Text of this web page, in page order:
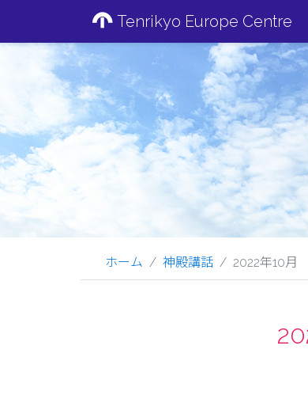
Tenrikyo Europe Centre
ホーム 神殿講話 2022年10月